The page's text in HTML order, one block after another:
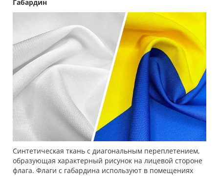
Габардин
Синтетическая ткань с диагональным переплетением,
образующая характерный рисунок на лицевой стороне
флага. Флаги с габардина используют в помещениях